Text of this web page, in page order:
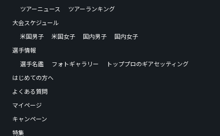
ツアーニュース
ツアーランキング
大会スケジュール
米国男子
米国女子 国内男子
国内女子
選手情報
選手名鑑
フォトギャラリー
トッププロのギアセッティング
はじめての方へ
よくある質問
マイページ
キャンペーン
特集